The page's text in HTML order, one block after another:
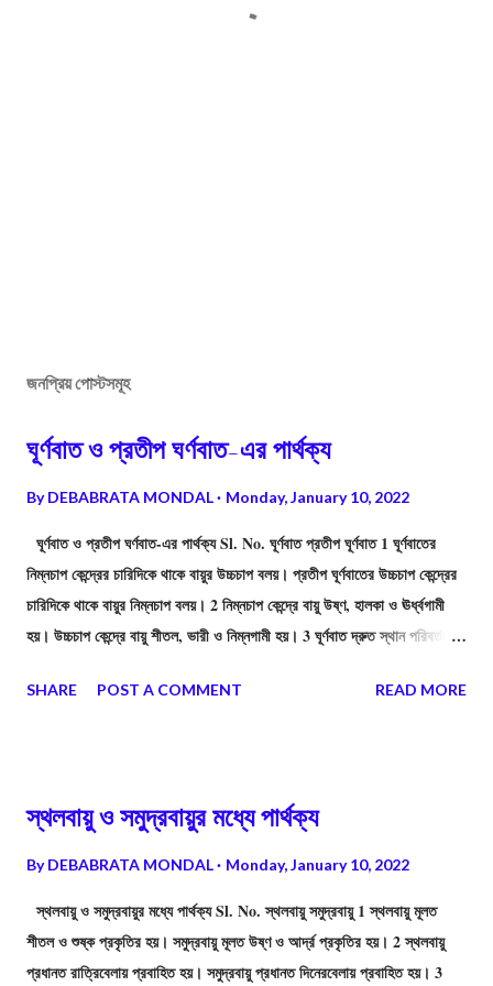
জনপ্রিয় পোস্টসমূহ
ঘূর্ণবাত ও প্রতীপ ঘর্ণবাত-এর পার্থক্য
ByDEBABRATA MONDAL Monday, January 10, 2022
ঘূর্ণবাত ও প্রতীপ ঘর্ণবাত-এর পার্থক্য Sl. No. ঘূর্ণবাত প্রতীপ ঘূর্ণবাত 1 ঘূর্ণবাতের
নিম্নচাপ কেন্দ্রের চারিদিকে থাকে বায়ুর উচ্চচাপ বলয়। প্রতীপ ঘূর্ণবাতের উচ্চচাপ কেন্দ্রের
চারিদিকে থাকে বায়ুর নিম্নচাপ বলয়। 2 নিম্নচাপ কেন্দ্রে বায়ু উষ্ণ, হালকা ও ঊর্ধ্বগামী
হয়। উচ্চচাপ কেন্দ্রে বায়ু শীতল, ভারী ও নিম্নগামী হয়। 3 ঘূর্ণবাত দ্রুত স্থান পরিবর্তন
করে না। 4 ঘূর্ণবাতের প্রভাবে আকাশ মেঘাচ্ছন্ন থাকে এবং বজ্রবিদ্যুৎসহ প্রবল ঝড়-বৃষ্টি
আসে অর্থাৎ বায়ুপ্রবাহ কেন্দ্রমুখী। প্রতীপ ঘূর্ণবাতে কেন...
SHARE POST A COMMENT READ MORE
স্থলবায়ু ও সমুদ্রবায়ুর মধ্যে পার্থক্য
ByDEBABRATA MONDAL Monday, January 10, 2022
স্থলবায়ু ও সমুদ্রবায়ুর মধ্যে পার্থক্য Sl. No. স্থলবায়ু সমুদ্রবায়ু 1 স্থলবায়ু মূলত
শীতল ও শুষ্ক প্রকৃতির হয়। সমুদ্রবায়ু মূলত উষ্ণ ও আর্দ্র প্রকৃতির হয়। 2 স্থলবায়ু
প্রধানত রাত্রিবেলায় প্রবাহিত হয়। সমুদ্রবায়ু প্রধানত দিনেরবেলায় প্রবাহিত হয়। 3